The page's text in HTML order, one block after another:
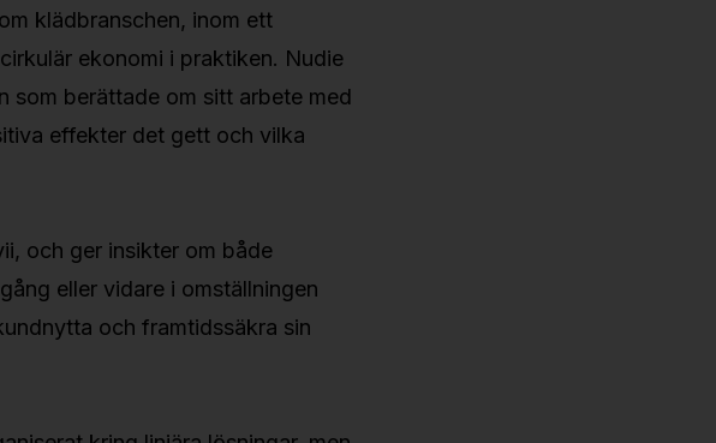
klädbranschen, inom ett
ekonomi i praktiken. Nudie
som berättade om sitt arbete med
effekter det gett och vilka
och ger insikter om både
eller vidare i omställningen
och framtidssäkra sin